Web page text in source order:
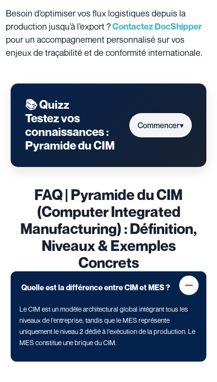
Besoin d’optimiser vos flux logistiques depuis la
production jusqu’à l’export ?Contactez DocShipper
pour un accompagnement personnalisé sur vos
enjeux de traçabilité et de conformité internationale.
📚 Quizz
Testez vos
connaissances :
Pyramide du CIM
Commencer▾
FAQ | Pyramide du CIM
(Computer Integrated
Manufacturing) : Définition,
Niveaux & Exemples
Concrets
Quelle est la différence entre CIM et MES ?
Le CIM est un modèle architectural global intégrant tous les
niveaux de l'entreprise, tandis que le MES représente
uniquement le niveau 2 dédié à l'exécution de la production. Le
MES constitue une brique du CIM.